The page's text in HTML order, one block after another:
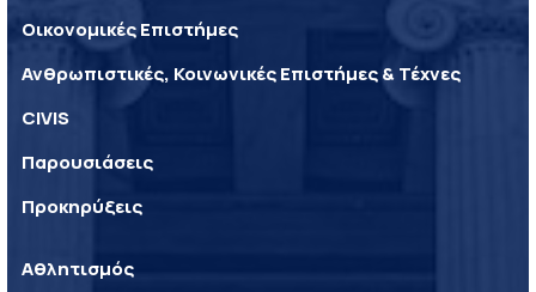
Οικονομικές Επιστήμες
Ανθρωπιστικές, Κοινωνικές Επιστήμες & Τέχνες
CIVIS
Παρουσιάσεις
Προκηρύξεις
Αθλητισμός